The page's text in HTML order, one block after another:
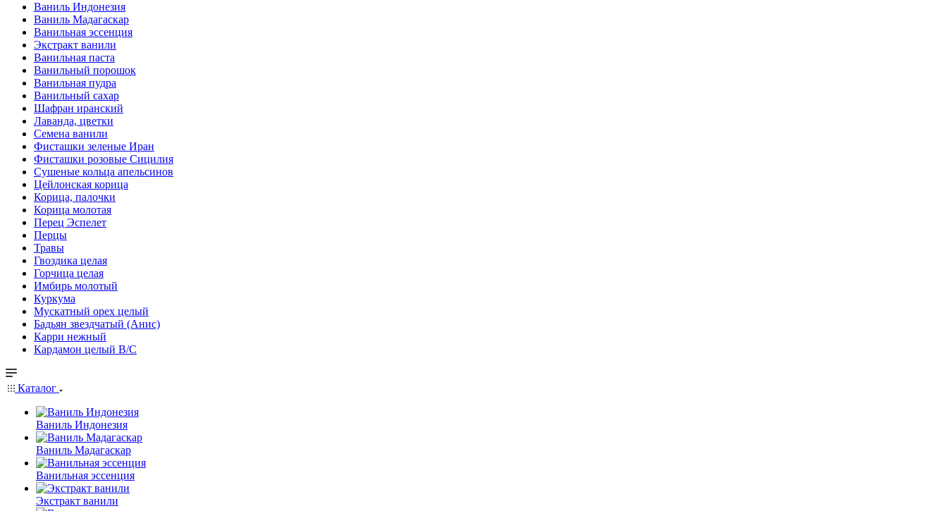
Ваниль Индонезия
Ваниль Мадагаскар
Ванильная эссенция
Экстракт ванили
Ванильная паста
Ванильный порошок
Ванильная пудра
Ванильный сахар
Шафран иранский
Лаванда, цветки
Семена ванили
Фисташки зеленые Иран
Фисташки розовые Сицилия
Сушеные кольца апельсинов
Цейлонская корица
Корица, палочки
Корица молотая
Перец Эспелет
Перцы
Травы
Гвоздика целая
Горчица целая
Имбирь молотый
Куркума
Мускатный орех целый
Бадьян звездчатый (Анис)
Карри нежный
Кардамон целый В/С
Каталог
Ваниль Индонезия
Ваниль Мадагаскар
Ванильная эссенция
Экстракт ванили